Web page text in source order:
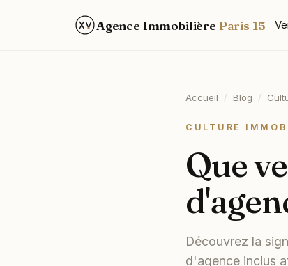
Agence Immobilière Paris 15
Accueil / Blog /
CULTURE
Que
Découvrez la
d'agence inclus